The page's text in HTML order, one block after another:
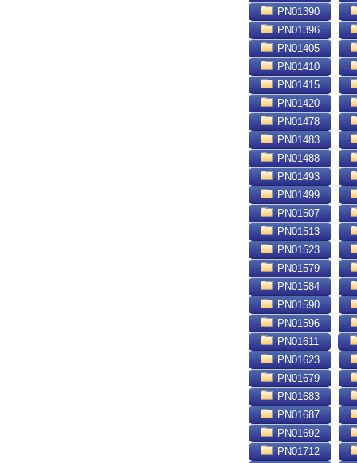
PN01390
PN01396
PN01405
PN01410
PN01415
PN01420
PN01478
PN01483
PN01488
PN01493
PN01499
PN01507
PN01513
PN01523
PN01579
PN01584
PN01590
PN01596
PN01611
PN01623
PN01679
PN01683
PN01687
PN01692
PN01712